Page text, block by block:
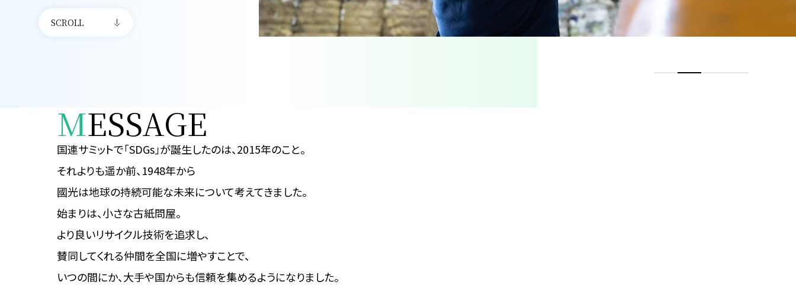
SCROLL
MESSAGE
国連サミットで「SDGs」が誕生したのは、2015年のこと。
それよりも遥か前、1948年から
國光は地球の持続可能な未来について考えてきました。
始まりは、小さな古紙問屋。
より良いリサイクル技術を追求し、
賛同してくれる仲間を全国に増やすことで、
いつの間にか、大手や国からも信頼を集めるようになりました。